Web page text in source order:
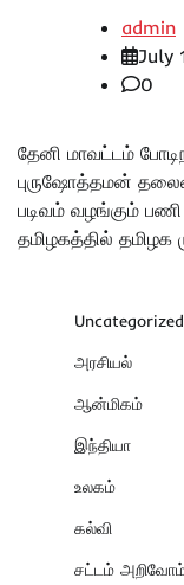
admin
July
0
தேனி மாவட்டம்
புருஷோத்தமன்
படிவம் வழங்கும் பணி
தமிழகத்தில்
Uncategorized
அரசியல்
ஆன்மிகம்
இந்தியா
உலகம்
கல்வி
சட்டம்